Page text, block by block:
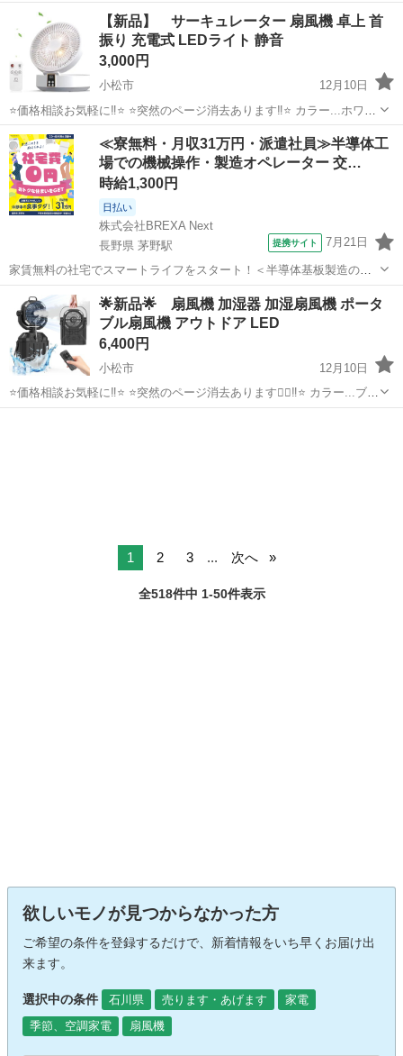
石川 森本駅 季節、空調家電 小型
【新品】 サーキュレーター 扇風機 卓上 首
振り 充電式 LEDライト 静音
3,000円
小松市
12月10日
⭐️価格相談お気軽に‼︎⭐️ ⭐️突然のページ消去あります‼︎⭐️ カラー...ホワイ
ト 充電タイプ リモコン付き LEDライト 折り畳みでコンパクト❤️ 【三
段階調節、折り畳み式サーキュレーター】 最新の折り畳み式サー...
石川 小松市 季節、空調家電 サーキュレーター
≪寮無料・月収31万円・派遣社員≫半導体工
場での機械操作・製造オペレーター 交…
時給1,300円
日払い
株式会社BREXA Next
長野県 茅野駅
提携サイト 7月21日
家賃無料の社宅でスマートライフをスタート！＜半導体基板製造の機
械操作・検査＞ランチ代もかからないオトクな職場◎／稼ぎもしっか
り！月収例31万円／長野県茅野市 半導体基板の製造・検査 クリーンル
ーム内で、半導体基板の製造や検...
長野 茅野市 茅野駅 その他
🌟新品🌟 扇風機 加湿器 加湿扇風機 ポータ
ブル扇風機 アウトドア LED
6,400円
小松市
12月10日
⭐️価格相談お気軽に‼︎⭐️ ⭐️突然のページ消去あります🙇‍♀️‼︎⭐️ カラー...ブラ
ック タンク容量...4L 加湿機能付き LEDライト付き USB出力付き 多機
1 2 3 ... 次へ
全518件中 1-50件表示
欲しいモノが見つからなかった方
ご希望の条件を登録するだけで、新着情報をいち早くお届け出
来ます。
選択中の条件 石川県 売ります・あげます
家電
季節、空調家電
扇風機